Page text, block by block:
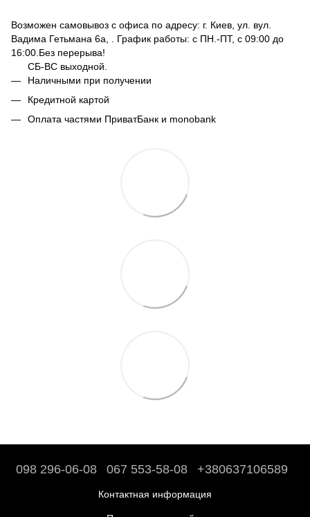
Возможен самовывоз с офиса по адресу: г. Киев, ул. вул.
Вадима Гетьмана 6а, . График работы: с ПН.-ПТ, с 09:00 до
16:00.Без перерыва!
СБ-ВС выходной.
Наличными при получении
Кредитной картой
Оплата частями ПриватБанк и monobank
098 296-06-08 067 553-58-08 +380637106589
Контактная информация